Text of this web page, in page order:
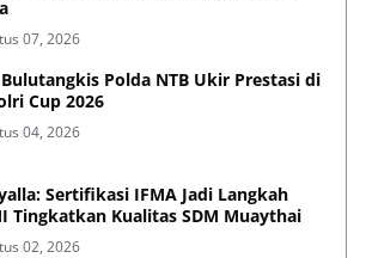
07, 2026
Polda NTB Ukir Prestasi di
Cup 2026
04, 2026
Sertifikasi IFMA Jadi Langkah
Tingkatkan Kualitas SDM Muaythai
02, 2026